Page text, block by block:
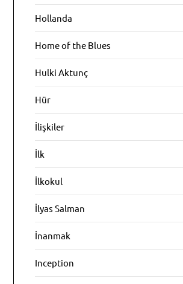
Hollanda
Home of the Blues
Hulki Aktunç
Hür
İlişkiler
İlk
İlkokul
İlyas Salman
İnanmak
Inception